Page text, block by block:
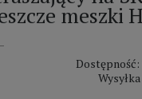
meszki
Dostępność: